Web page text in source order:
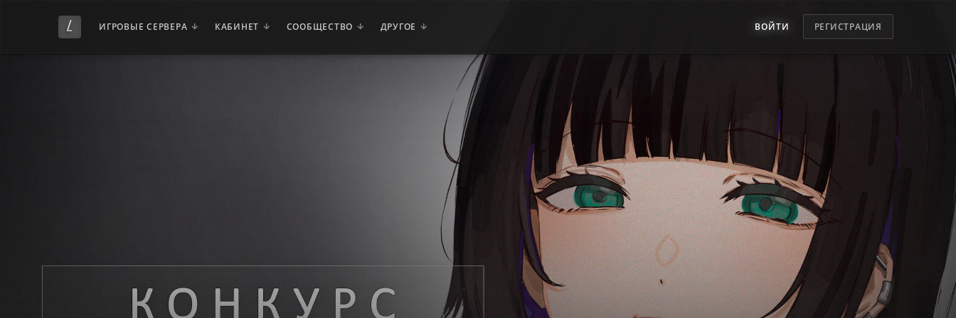
ИГРОВЫЕ СЕРВЕРА КАБИНЕТ СООБЩЕСТВО ДРУГОЕ ВОЙТИ РЕГИСТРАЦИЯ